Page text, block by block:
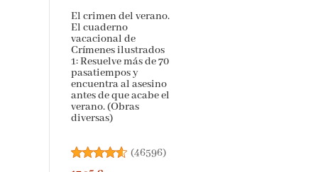
El crimen del verano.
El cuaderno
vacacional de
Crímenes ilustrados
1: Resuelve más de 70
pasatiempos y
encuentra al asesino
antes de que acabe el
verano. (Obras
diversas)
(46596)